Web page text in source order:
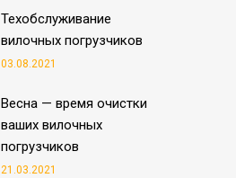
Техобслуживание
вилочных погрузчиков
03.08.2021
Весна — время очистки
ваших вилочных
погрузчиков
21.03.2021